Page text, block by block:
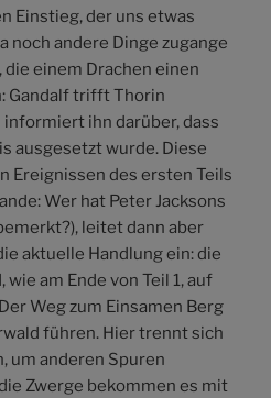
Einstieg, der uns etwas
noch andere Dinge zugange
die einem Drachen einen
Gandalf trifft Thorin
ihn darüber, dass
ausgesetzt wurde. Diese
Ereignissen des ersten Teils
Wer hat Peter Jacksons
leitet dann aber
aktuelle Handlung ein: die
am Ende von Teil 1, auf
Weg zum Einsamen Berg
führen. Hier trennt sich
um anderen Spuren
Zwerge bekommen es mit